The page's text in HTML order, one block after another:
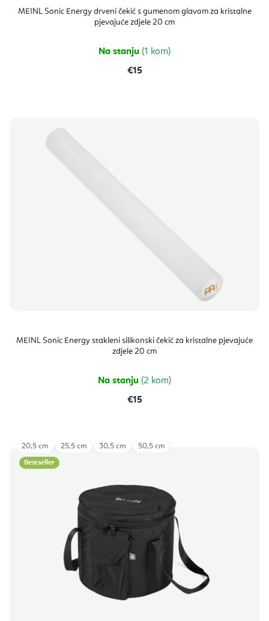
MEINL Sonic Energy drveni čekić s gumenom glavom za kristalne
pjevajuće zdjele 20 cm
Na stanju (1 kom)
€15
MEINL Sonic Energy stakleni silikonski čekić za kristalne pjevajuće
zdjele 20 cm
Na stanju (2 kom)
€15
Bestseller
20,5 cm 25,5 cm 30,5 cm 50,5 cm